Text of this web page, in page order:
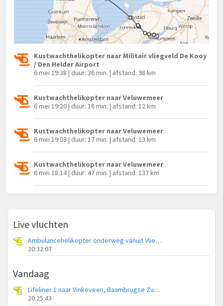
Kustwachthelikopter naar Militair vliegveld De Kooy
/ Den Helder Airport
6 mei 19:38 | duur: 36 min. | afstand: 98 km
Kustwachthelikopter naar Veluwemeer
6 mei 19:20 | duur: 16 min. | afstand: 12 km
Kustwachthelikopter naar Veluwemeer
6 mei 19:03 | duur: 17 min. | afstand: 13 km
Kustwachthelikopter naar Veluwemeer
6 mei 18:14 | duur: 47 min. | afstand: 137 km
Live vluchten
Ambulancehelikopter onderweg vanuit Vliegbasis Leeuwarden
20:32:07
Vandaag
Lifeliner 1 naar Vinkeveen, Baambrugse Zuwe
20:25:43